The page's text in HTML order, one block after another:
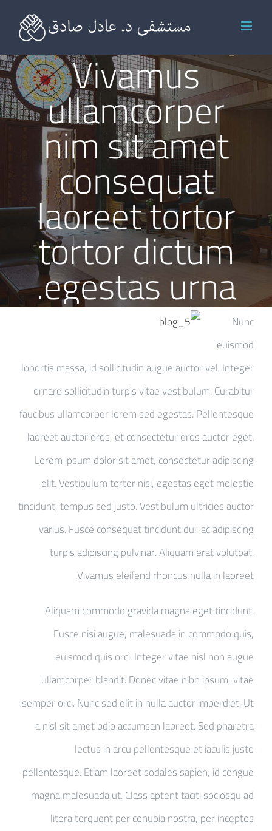
content
Vivamus
ullamcorper
nim sit amet
consequat
laoreet tortor
tortor dictum
egestas urna.
Nunc
euismod
lobortis massa, id sollicitudin augue auctor vel. Integer
ornare sollicitudin turpis vitae vestibulum. Curabitur
faucibus ullamcorper lorem sed egestas. Pellentesque
laoreet auctor eros, et consectetur eros auctor eget.
Lorem ipsum dolor sit amet, consectetur adipiscing
elit. Vestibulum tortor nisi, egestas eget molestie
tincidunt, tempus sed justo. Vestibulum ultricies auctor
varius. Fusce consequat tincidunt dui, ac adipiscing
turpis adipiscing pulvinar. Aliquam erat volutpat.
Vivamus eleifend rhoncus nulla in laoreet.
Aliquam commodo gravida magna eget tincidunt.
Fusce nisi augue, malesuada in commodo quis,
euismod quis orci. Integer vitae nisl non augue
ullamcorper blandit. Donec vitae nibh ipsum, vitae
semper orci. Nunc sed elit in nulla auctor imperdiet. Ut
a nisl sit amet odio accumsan laoreet. Sed pharetra
lectus in arcu pellentesque et iaculis justo
pellentesque. Etiam laoreet sodales sapien, id congue
magna malesuada ut. Class aptent taciti sociosqu ad
litora torquent per conubia nostra, per inceptos